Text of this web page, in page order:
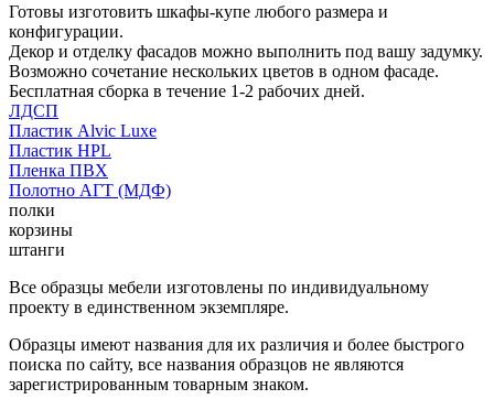
Готовы изготовить шкафы-купе любого размера и
конфигурации.
Декор и отделку фасадов можно выполнить под вашу задумку.
Возможно сочетание нескольких цветов в одном фасаде.
Бесплатная сборка в течение 1-2 рабочих дней.
ЛДСП
Пластик Alvic Luxe
Пластик HPL
Пленка ПВХ
Полотно АГТ (МДФ)
полки
корзины
штанги
Все образцы мебели изготовлены по индивидуальному
проекту в единственном экземпляре.
Образцы имеют названия для их различия и более быстрого
поиска по сайту, все названия образцов не являются
зарегистрированным товарным знаком.